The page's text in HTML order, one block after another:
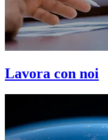
Lavora con noi